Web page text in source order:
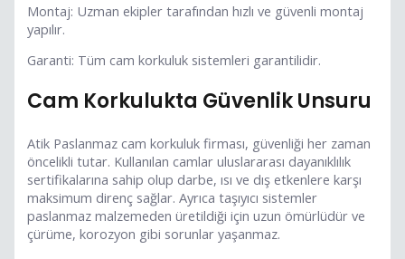
Montaj: Uzman ekipler tarafından hızlı ve güvenli montaj
yapılır.
Garanti: Tüm cam korkuluk sistemleri garantilidir.
Cam Korkulukta Güvenlik Unsuru
Atik Paslanmaz cam korkuluk firması, güvenliği her zaman
öncelikli tutar. Kullanılan camlar uluslararası dayanıklılık
sertifikalarına sahip olup darbe, ısı ve dış etkenlere karşı
maksimum direnç sağlar. Ayrıca taşıyıcı sistemler
paslanmaz malzemeden üretildiği için uzun ömürlüdür ve
çürüme, korozyon gibi sorunlar yaşanmaz.